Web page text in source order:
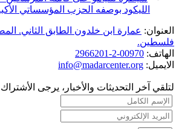
الليكود بوصفه الحزب المؤسساتي
العنوان: عمارة ابن خلدون الطابق الثاني.
فلسطين.
الهاتف: 00970-2-2966201
الايميل: info@madarcenter.org
لتلقي آخر التحديثات والأخبار، يرجى الأشتراك